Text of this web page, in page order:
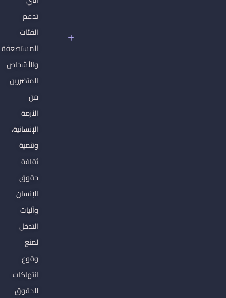
تدعم
الفئات
المستضعفة
والأشخاص
المتضررين
من
الأزمة
الإنسانية،
وتنمية
ثقافة
حقوق
الإنسان
وآليات
التدخل
لمنع
وقوع
انتهاكات
للحقوق